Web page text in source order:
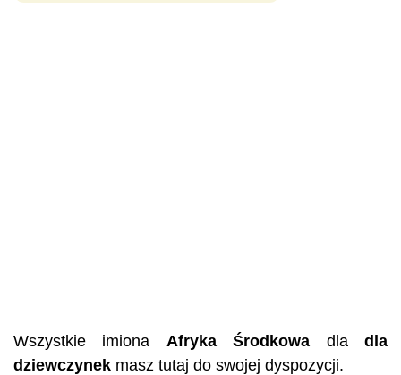
Wszystkie imiona Afryka Środkowa dladla
dziewczynek masz tutaj do swojej dyspozycji.